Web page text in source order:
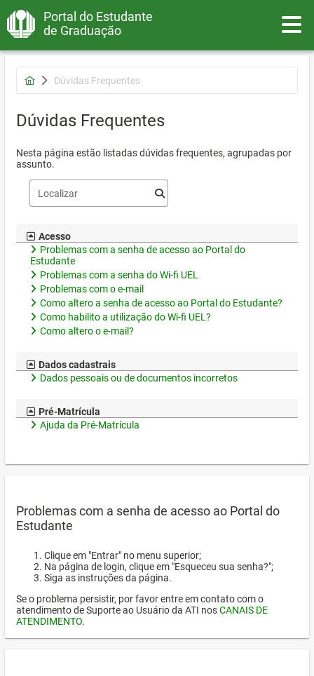
Portal do Estudante
de Graduação
Dúvidas Frequentes
Dúvidas Frequentes
Nesta página estão listadas dúvidas frequentes, agrupadas por
assunto.
Acesso
Problemas com a senha de acesso ao Portal do
Estudante
Problemas com a senha do Wi-fi UEL
Problemas com o e-mail
Como altero a senha de acesso ao Portal do Estudante?
Como habilito a utilização do Wi-fi UEL?
Como altero o e-mail?
Dados cadastrais
Dados pessoais ou de documentos incorretos
Pré-Matrícula
Ajuda da Pré-Matrícula
Problemas com a senha de acesso ao Portal do
Estudante
Clique em "Entrar" no menu superior;
Na página de login, clique em "Esqueceu sua senha?";
Siga as instruções da página.
Se o problema persistir, por favor entre em contato com o
atendimento de Suporte ao Usuário da ATI nosCANAIS DE
ATENDIMENTO.